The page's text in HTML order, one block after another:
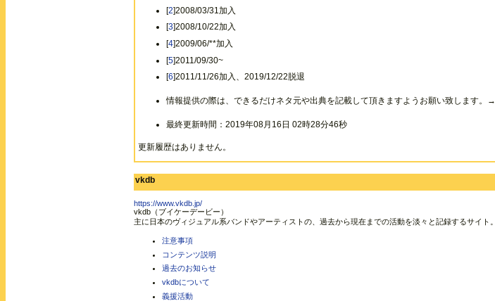
[2]2008/03/31加入
[3]2008/10/22加入
[4]2009/06/**加入
[5]2011/09/30~
[6]2011/11/26加入、2019/12/22脱退
情報提供の際は、できるだけネタ元や出典を記載して頂きますようお願い致します。→
最終更新時間：2019年08月16日 02時28分46秒
更新履歴はありません。
vkdb
https://www.vkdb.jp/
vkdb（ブイケーデービー）
主に日本のヴィジュアル系バンドやアーティストの、過去から現在までの活動を淡々と記録するサイト。
注意事項
コンテンツ説明
過去のお知らせ
vkdbについて
義援活動